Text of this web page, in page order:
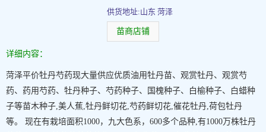
供货地址:山东 菏泽
苗商店铺
详细内容：
菏泽平价牡丹芍药现大量供应优质油用牡丹苗、观赏牡丹、观赏芍
药、药用芍药、牡丹种子、芍药种子、国槐种子、白榆种子、白蜡种
子等苗木种子,美人蕉,牡丹鲜切花,芍药鲜切花,催花牡丹,荷包牡丹
等。 现在有栽培面积1000，九大色系，600多个品种,有1000万株牡丹